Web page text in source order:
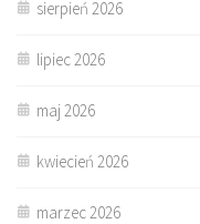
sierpień 2026
lipiec 2026
maj 2026
kwiecień 2026
marzec 2026